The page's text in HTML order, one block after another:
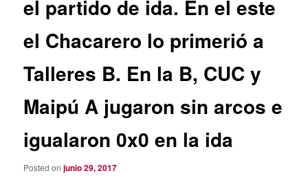
el partido de ida. En el este
el Chacarero lo primerió a
Talleres B. En la B, CUC y
Maipú A jugaron sin arcos e
igualaron 0x0 en la ida
Posted onjunio 29, 2017